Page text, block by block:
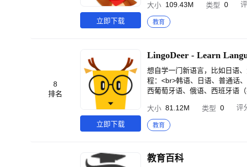
人接触！我们直呼孩子的名字
有星级奖励和门票，您可以将
尊重您和您的孩子，我们不使
消遣，而且是塑造成人世界及
您培养沟通技巧、领导素质、
明的男孩学校”：学习和了解你
数字、学习阅读，不仅通过音
女孩学校》是为所有年龄段的
存小于 3 GB 且操作系统低于
立即下载
and adjust the course
to surmount the key and
d in providing best online
which, WuKong Education
s Advantage]<br>· Top-rated
ted excellent teachers are
alification Certificate. <br>·
g international authoritative
https://www.wukongsch.com/
大小 109.43M 类型 0
教育
8
排名
立即下载
LingoDeer - Learn
想自学一门新语言，比如日语
程：<br>韩语、日语、普通话
西葡萄牙语、俄语、西班牙语
言造句<br>※ 学习从初级到中
通过各种复习活动强化学习：
学习<br><br>LingoDeer 的与
解，使用户能够用自己的语言
能够清晰地感受到学习的进步
大小 81.12M 类型 0 评
教育
教育百科